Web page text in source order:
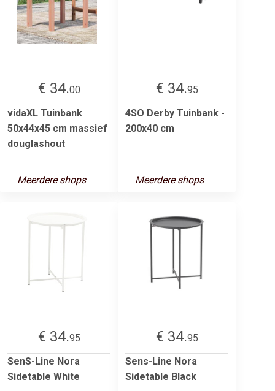
€ 34.00
vidaXL Tuinbank
50x44x45 cm massief
douglashout
Meerdere shops
€ 34.95
4SO Derby Tuinbank -
200x40 cm
Meerdere shops
€ 34.95
SenS-Line Nora
Sidetable White
€ 34.95
Sens-Line Nora
Sidetable Black